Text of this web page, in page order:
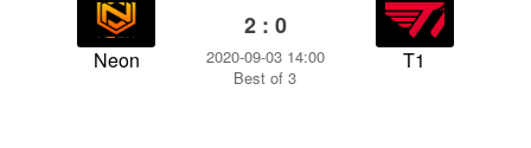
Neon
2 : 0
2020-09-03 14:00
Best of 3
T1